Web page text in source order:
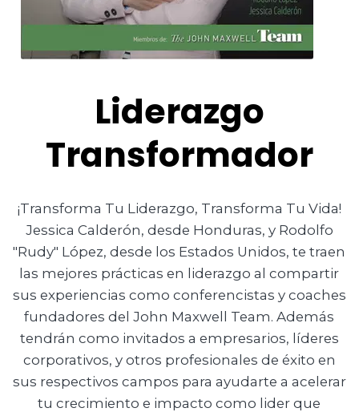
Liderazgo
Transformador
¡Transforma Tu Liderazgo, Transforma Tu Vida!
Jessica Calderón, desde Honduras, y Rodolfo
"Rudy" López, desde los Estados Unidos, te traen
las mejores prácticas en liderazgo al compartir
sus experiencias como conferencistas y coaches
fundadores del John Maxwell Team. Además
tendrán como invitados a empresarios, líderes
corporativos, y otros profesionales de éxito en
sus respectivos campos para ayudarte a acelerar
tu crecimiento e impacto como lider que